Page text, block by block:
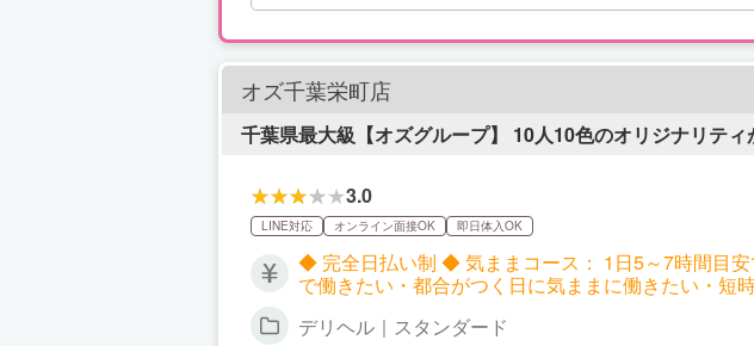
オズ千葉栄町店
千葉県最大級【オズグループ】 10人10色のオリジナリティ
3.0
LINE対応 オンライン面接OK 即日体入OK
◆ 完全日払い制 ◆ 気ままコース： 1日5～7時間目安
で働きたい・都合がつく日に気ままに働きたい・短
働き方が選べます！ 罰金・ノルマ・シフトの強制一切ナシ！ 自分の働き方は自分で決めてOK―― その“当たり前”をオズ千
デリヘル｜スタンダード